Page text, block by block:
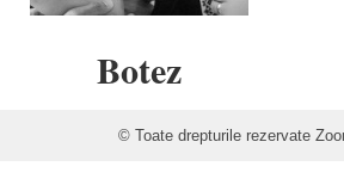
Botez
© Toate drepturile rezervate